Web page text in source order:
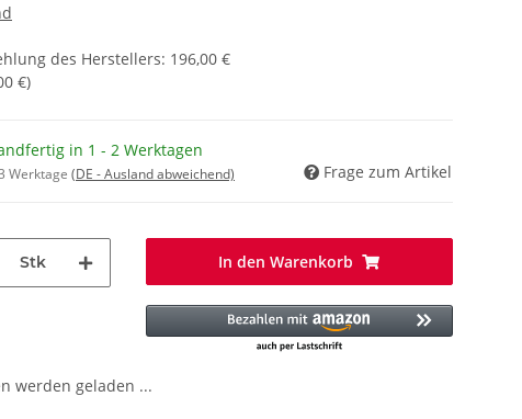
des Herstellers: 196,00 €
€)
in 1 - 2 Werktagen
Werktage (DE - Ausland abweichend) Frage zum Artikel
Stk In den Warenkorb
werden geladen ...